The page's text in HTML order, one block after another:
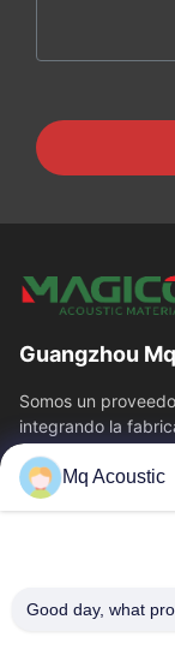
Guangzhou
Somos un
integrando la
Vínculos
Recorrido Por La
Mq Acoustic
Good day, what